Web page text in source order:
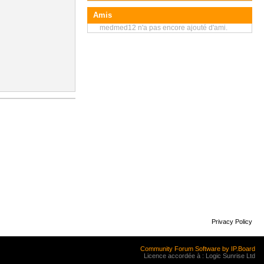
Amis
medmed12 n'a pas encore ajouté d'ami.
Privacy Policy
Community Forum Software by IP.Board
Licence accordée à : Logic Sunrise Ltd